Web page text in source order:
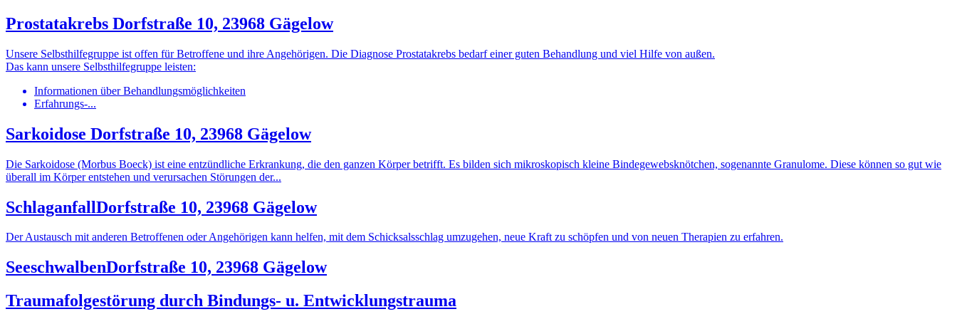
Prostatakrebs Dorfstraße 10, 23968 Gägelow
Unsere Selbsthilfegruppe ist offen für Betroffene und ihre Angehörigen. Die Diagnose Prostatakrebs bedarf einer guten Behandlung und viel Hilfe von außen.
Das kann unsere Selbsthilfegruppe leisten:
Informationen über Behandlungsmöglichkeiten
Erfahrungs-...
Sarkoidose Dorfstraße 10, 23968 Gägelow
Die Sarkoidose (Morbus Boeck) ist eine entzündliche Erkrankung, die den ganzen Körper betrifft. Es bilden sich mikroskopisch kleine Bindegewebsknötchen, sogenannte Granulome. Diese können so gut wie
überall im Körper entstehen und verursachen Störungen der...
SchlaganfallDorfstraße 10, 23968 Gägelow
Der Austausch mit anderen Betroffenen oder Angehörigen kann helfen, mit dem Schicksalsschlag umzugehen, neue Kraft zu schöpfen und von neuen Therapien zu erfahren.
SeeschwalbenDorfstraße 10, 23968 Gägelow
Traumafolgestörung durch Bindungs- u. Entwicklungstrauma